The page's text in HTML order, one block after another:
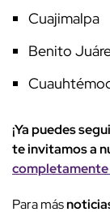
Cuajimalpa
Benito
¡Ya puedes
te invitamos a
Para más